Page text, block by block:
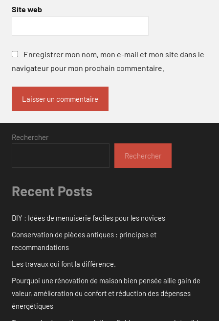
Site web
Enregistrer mon nom, mon e-mail et mon site dans le
navigateur pour mon prochain commentaire.
Rechercher
Rechercher
Recent Posts
DIY : Idées de menuiserie faciles pour les novices
Conservation de pièces antiques : principes et
recommandations
Les travaux qui font la différence.
Pourquoi une rénovation de maison bien pensée allie gain de
valeur, amélioration du confort et réduction des dépenses
énergétiques